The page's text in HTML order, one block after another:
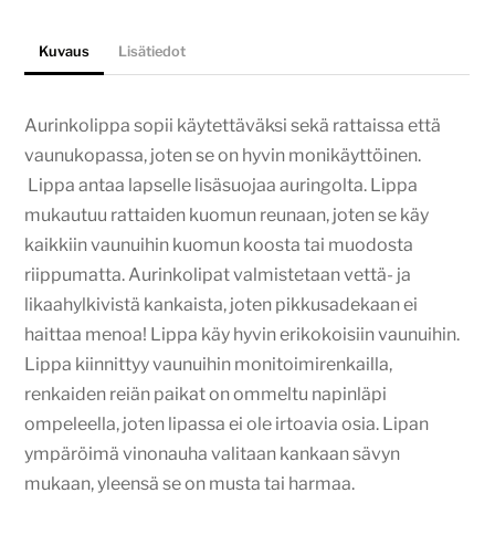
Kuvaus Lisätiedot
Aurinkolippa sopii käytettäväksi sekä rattaissa että
vaunukopassa, joten se on hyvin monikäyttöinen.
Lippa antaa lapselle lisäsuojaa auringolta. Lippa
mukautuu rattaiden kuomun reunaan, joten se käy
kaikkiin vaunuihin kuomun koosta tai muodosta
riippumatta. Aurinkolipat valmistetaan vettä- ja
likaahylkivistä kankaista, joten pikkusadekaan ei
haittaa menoa! Lippa käy hyvin erikokoisiin vaunuihin.
Lippa kiinnittyy vaunuihin monitoimirenkailla,
renkaiden reiän paikat on ommeltu napinläpi
ompeleella, joten lipassa ei ole irtoavia osia. Lipan
ympäröimä vinonauha valitaan kankaan sävyn
mukaan, yleensä se on musta tai harmaa.